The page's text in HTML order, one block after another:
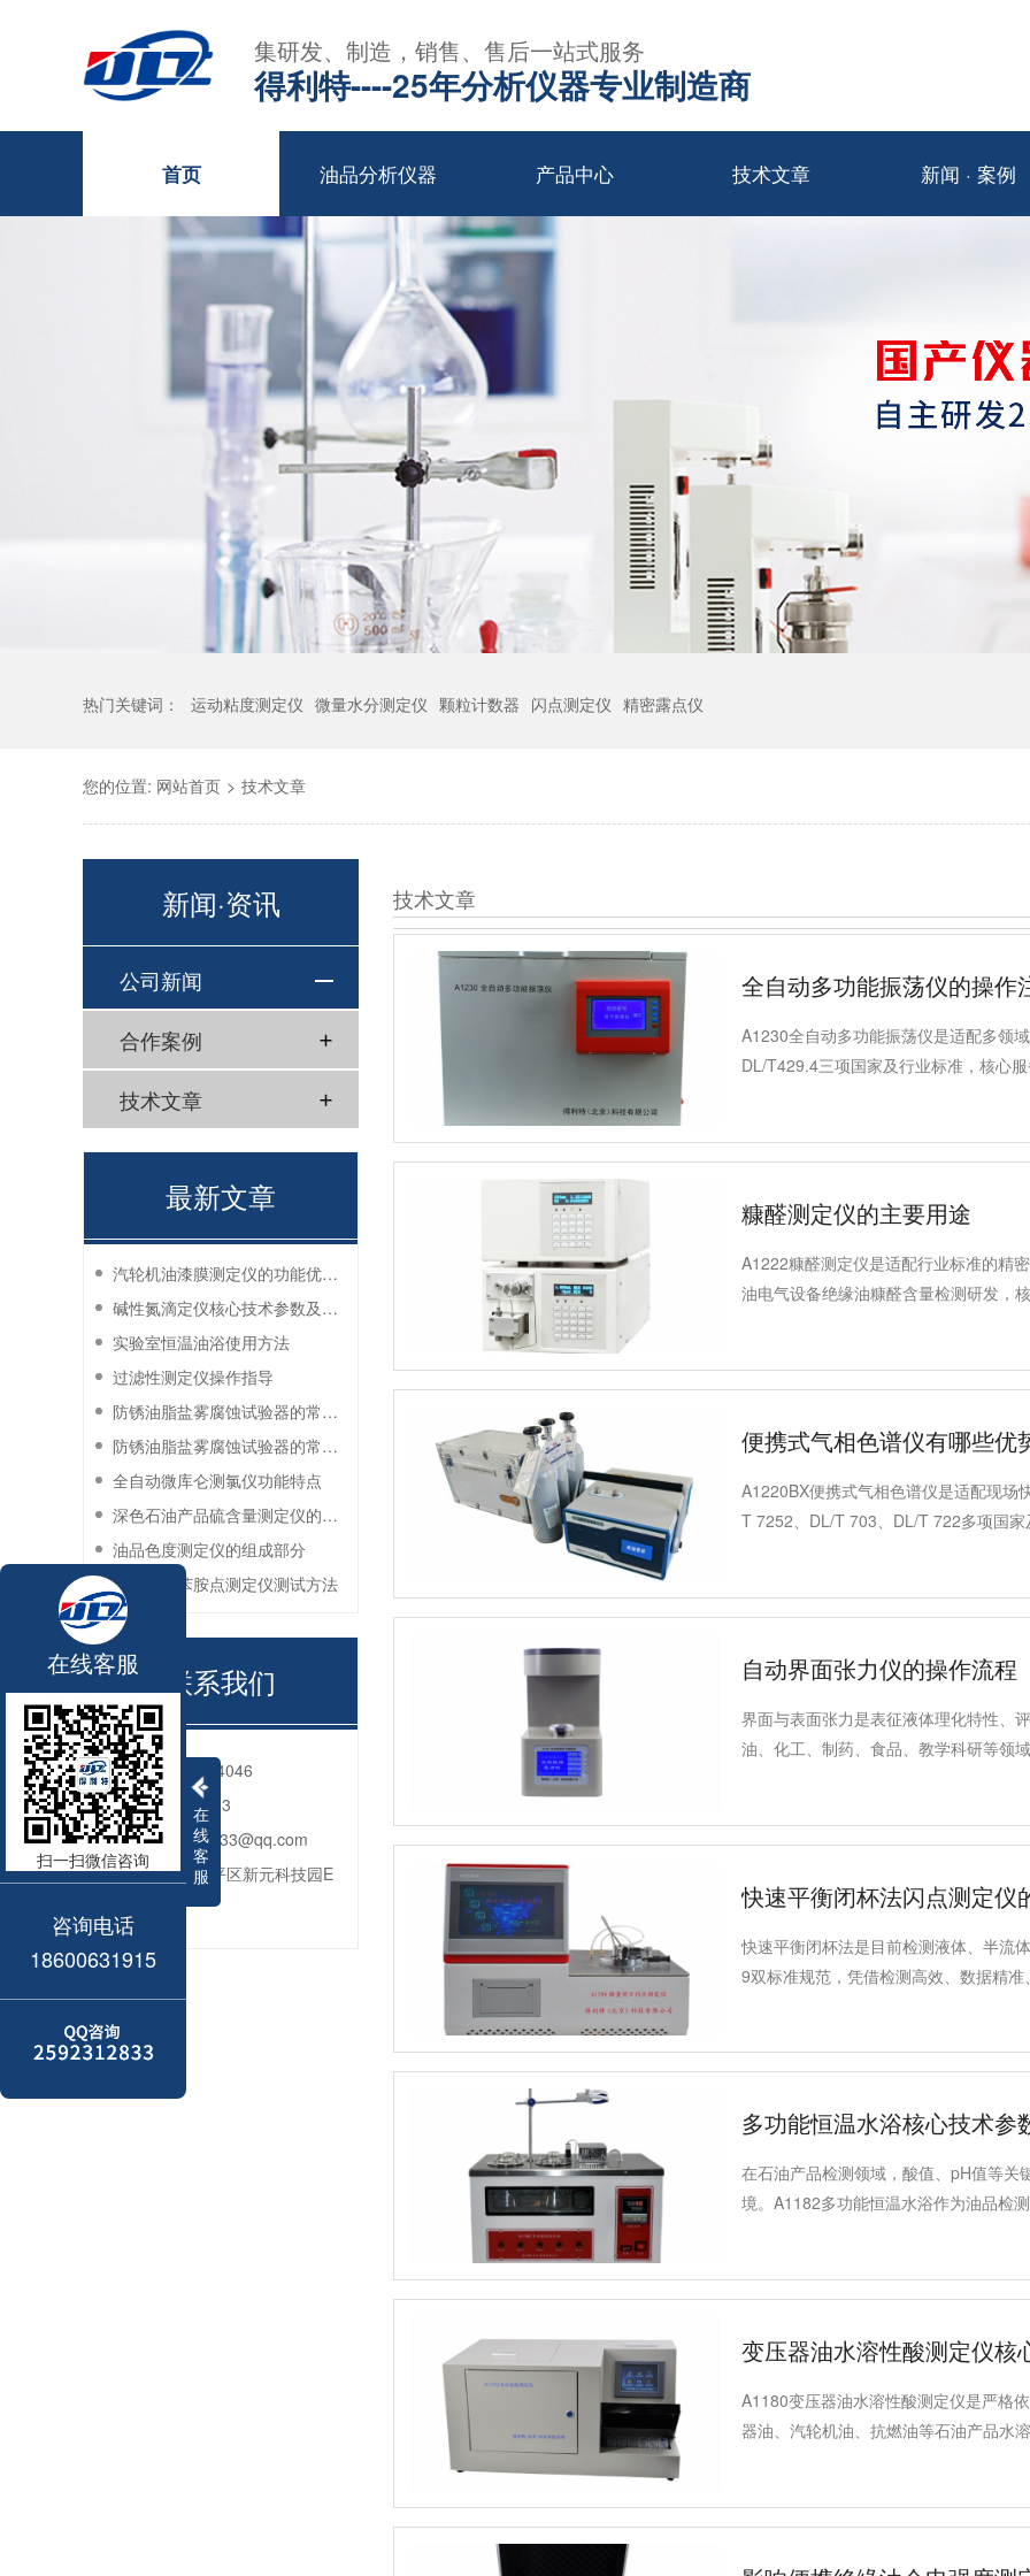
集研发、制造，销售、售后一站式服务
得利特----25年分析仪器专业制造商
首页 油品分析仪器 产品中心 技术文章 新闻 · 案例
热门关键词： 运动粘度测定仪 微量水分测定仪 颗粒计数器 闪点测定仪 精密露点仪
您的位置: 网站首页 > 技术文章
技术文章
全自动多功能振荡仪的操作
A1230全自动多功能振荡仪是适配多领
DL/T429.4三项国家及行业标准，核心
糠醛测定仪的主要用途
A1222糠醛测定仪是适配行业标准的精
油电气设备绝缘油糠醛含量检测研发，
便携式气相色谱仪有哪些优
A1220BX便携式气相色谱仪是适配现场
T 7252、DL/T 703、DL/T 722多项国
自动界面张力仪的操作流程
界面与表面张力是表征液体理化特性、
油、化工、制药、食品、教学科研等领
快速平衡闭杯法闪点测定仪
快速平衡闭杯法是目前检测液体、半流
9双标准规范，凭借检测高效、数据精
多功能恒温水浴核心技术参
在石油产品检测领域，酸值、pH值等关
境。A1182多功能恒温水浴作为油品检
变压器油水溶性酸测定仪核
A1180变压器油水溶性酸测定仪是严格
器油、汽轮机油、抗燃油等石油产品水
新闻·资讯
公司新闻
合作案例
技术文章
最新文章
汽轮机油漆膜测定仪的功能优势有哪些？
碱性氮滴定仪核心技术参数及应用说明
实验室恒温油浴使用方法
过滤性测定仪操作指导
防锈油脂盐雾腐蚀试验器的常见故障与解决方法
防锈油脂盐雾腐蚀试验器的常见故障与解决方法
全自动微库仑测氯仪功能特点
深色石油产品硫含量测定仪的工作环境要求
油品色度测定仪的组成部分
石油产品苯胺点测定仪测试方法
联系我们
电话：010-80764046
QQ：2592312833
邮箱：2592312833@qq.com
地址：北京市昌平区新元科技园E
在
线
客
服
在线客服
扫一扫微信咨询
咨询电话
18600631915